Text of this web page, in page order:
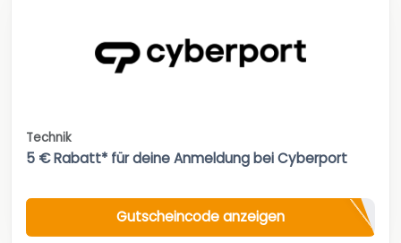
Technik
5 € Rabatt* für deine Anmeldung bei Cyberport
Gutscheincode anzeigen